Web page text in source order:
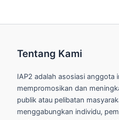
Tentang Kami
IAP2 adalah asosiasi anggota
mempromosikan dan
publik atau pelibatan
menggabungkan individu,